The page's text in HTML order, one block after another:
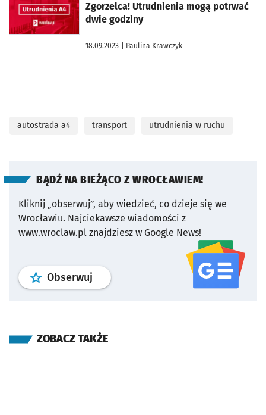
Zgorzelca! Utrudnienia mogą potrwać
dwie godziny
18.09.2023 | Paulina Krawczyk
autostrada a4 transport utrudnienia w ruchu
BĄDŹ NA BIEŻĄCO Z WROCŁAWIEM!
Kliknij „obserwuj”, aby wiedzieć, co dzieje się we
Wrocławiu. Najciekawsze wiadomości z
www.wroclaw.pl znajdziesz w Google News!
Obserwuj profil serwisu
ZOBACZ TAKŻE